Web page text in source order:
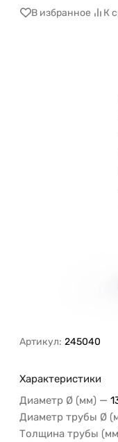
В избранное К
Артикул: 245040
Характеристики
Диаметр Ø (мм) —
Диаметр трубы Ø
Толщина трубы